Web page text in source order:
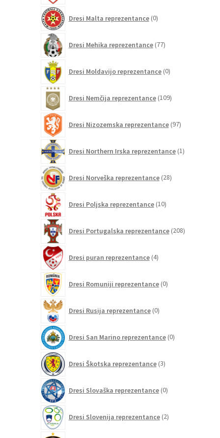
Dresi Malta reprezentance 0izdelkov
Dresi Mehika reprezentance 77izdelkov
Dresi Moldavijo reprezentance 0izdelkov
Dresi Nemčija reprezentance 109izdelkov
Dresi Nizozemska reprezentance 97izdelkov
Dresi Northern Irska reprezentance 1izdelek
Dresi Norveška reprezentance 28izdelkov
Dresi Poljska reprezentance 10izdelkov
Dresi Portugalska reprezentance 208izdelkov
Dresi puran reprezentance 4izdelki
Dresi Romuniji reprezentance 0izdelkov
Dresi Rusija reprezentance 0izdelkov
Dresi San Marino reprezentance 0izdelkov
Dresi Škotska reprezentance 3izdelki
Dresi Slovaška reprezentance 0izdelkov
Dresi Slovenija reprezentance 2izdelka